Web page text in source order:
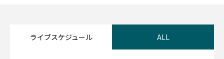
ライブスケジュール ALL